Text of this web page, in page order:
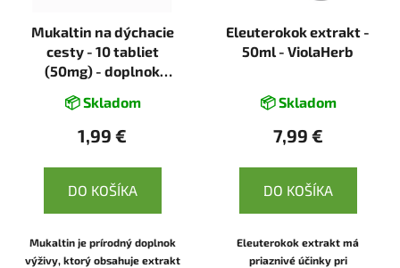
Mukaltin na dýchacie
cesty - 10 tabliet
(50mg) - doplnok
📦 Skladom
1,99 €
DO KOŠÍKA
Mukaltin je prírodný doplnok
výživy, ktorý obsahuje extrakt
Eleuterokok extrakt -
50ml - ViolaHerb
📦 Skladom
7,99 €
DO KOŠÍKA
Eleuterokok extrakt má
priaznivé účinky pri